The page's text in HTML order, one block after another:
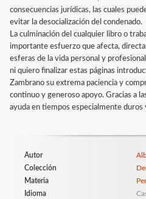
consecuencias jurídicas, las cuales
evitar la desocialización del condenado.
La culminación del cualquier libro o
importante esfuerzo que afecta,
esferas de la vida personal y
ni quiero finalizar estas páginas
Zambrano su extrema paciencia y
continuo y generoso apoyo. Gracias a
ayuda en tiempos especialmente duros
Autor
Colección
Materia
Idioma